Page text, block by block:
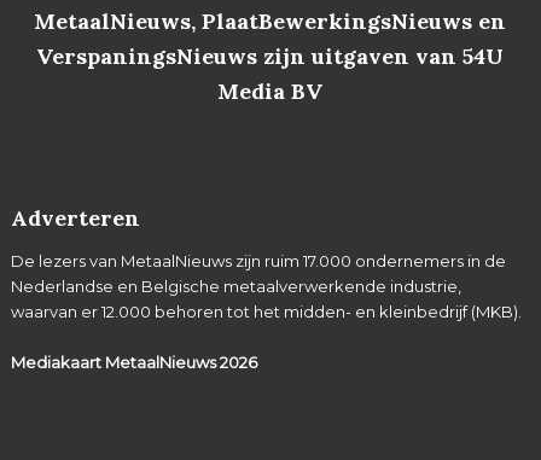
MetaalNieuws, PlaatBewerkingsNieuws en
VerspaningsNieuws zijn uitgaven van 54U
Media BV
Adverteren
De lezers van MetaalNieuws zijn ruim 17.000 ondernemers in de
Nederlandse en Belgische metaalverwerkende industrie,
waarvan er 12.000 behoren tot het midden- en kleinbedrijf (MKB).
Mediakaart MetaalNieuws2026